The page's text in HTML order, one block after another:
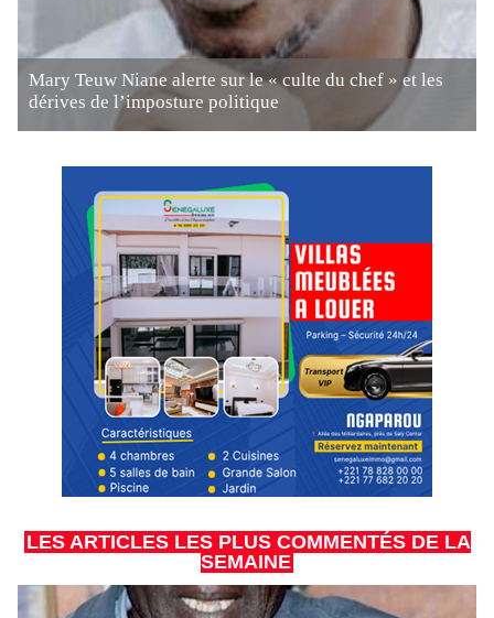
Mary Teuw Niane alerte sur le « culte du chef » et les
dérives de l’imposture politique
LES ARTICLES LES PLUS COMMENTÉS DE LA
SEMAINE